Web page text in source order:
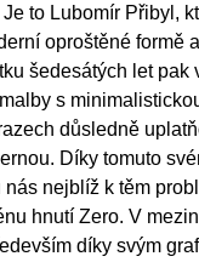
to Lubomír Přibyl,
oproštěné formě
šedesátých let pak
s
důsledně
Díky tomuto
nejblíž k těm
hnutí Zero. V
díky svým